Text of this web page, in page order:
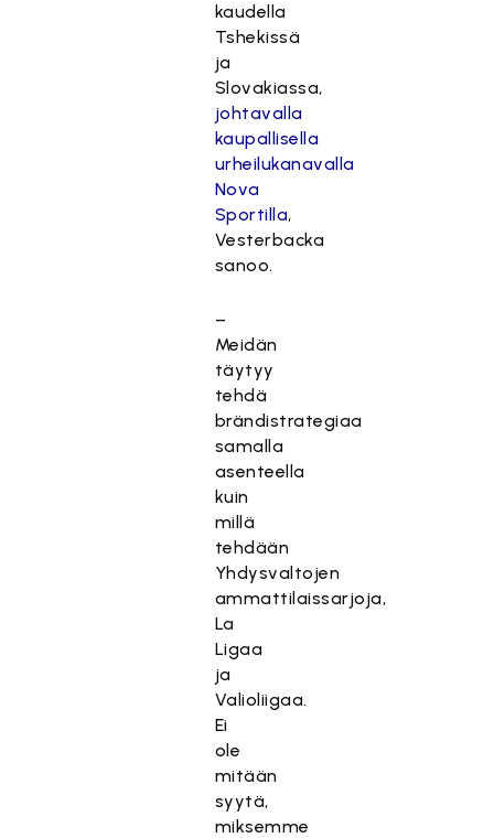
kaudella
Tshekissä
ja
Slovakiassa,
johtavalla
kaupallisella
urheilukanavalla
Nova
Sportilla,
Vesterbacka
sanoo.
–
Meidän
täytyy
tehdä
brändistrategiaa
samalla
asenteella
kuin
millä
tehdään
Yhdysvaltojen
ammattilaissarjoja,
La
Ligaa
ja
Valioliigaa.
Ei
ole
mitään
syytä,
miksemme